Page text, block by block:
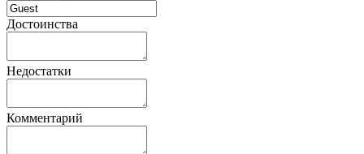
Достоинства
Недостатки
Комментарий